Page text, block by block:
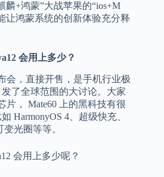
麟+鸿蒙”大战苹果的“ios+M
让鸿蒙系统的创新体验充分释
会用上多少？
会，直接开售，是手机行业极
了全球范围的大讨论。大家
片， Mate60 上的黑科技有很
HarmonyOS 4、超级快充、
光圈等等。
会用上多少呢？